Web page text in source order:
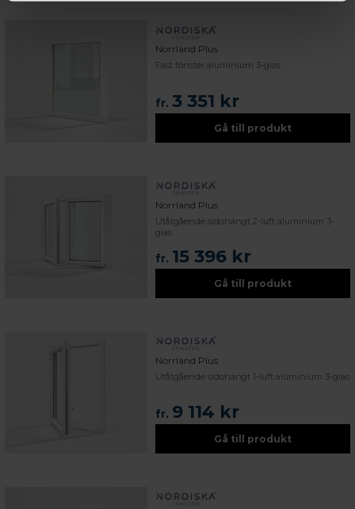
Norrland Plus
Fast fönster aluminium 3-glas
fr. 3 351 kr
Gå till produkt
Norrland Plus
Utåtgående sidohängt 2-luft aluminium 3-
glas
fr. 15 396 kr
Gå till produkt
Norrland Plus
Utåtgående sidohängt 1-luft aluminium 3-glas
fr. 9 114 kr
Gå till produkt